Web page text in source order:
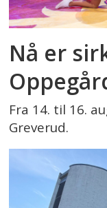
Nå er
Fra 14. til 16.
Greverud.